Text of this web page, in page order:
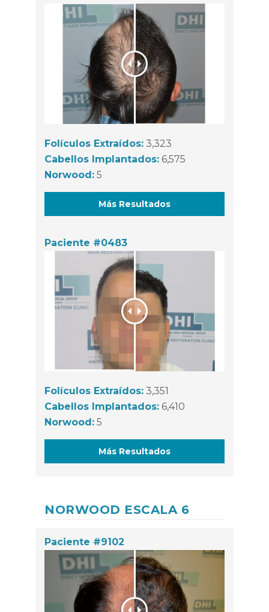
Folículos Extraídos: 3,323
Cabellos Implantados: 6,575
Norwood: 5
Más Resultados
Paciente #0483
Folículos Extraídos: 3,351
Cabellos Implantados: 6,410
Norwood: 5
Más Resultados
NORWOOD ESCALA 6
Paciente #9102